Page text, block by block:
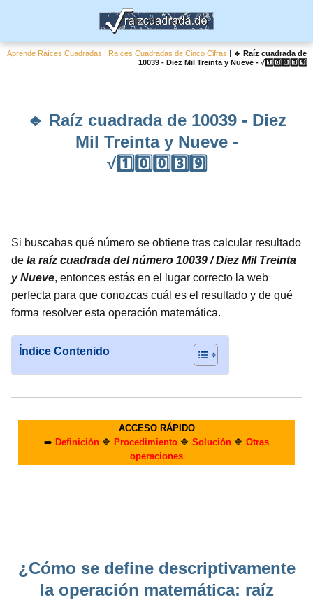
Aprende Raíces Cuadradas | Raíces Cuadradas de Cinco Cifras | 🔹 Raíz cuadrada de
10039 - Diez Mil Treinta y Nueve - √1️⃣0️⃣0️⃣3️⃣9️⃣
🔹 Raíz cuadrada de 10039 - Diez
Mil Treinta y Nueve -
√1️⃣0️⃣0️⃣3️⃣9️⃣
Si buscabas qué número se obtiene tras calcular resultado
de la raíz cuadrada del número 10039 / Diez Mil Treinta
y Nueve, entonces estás en el lugar correcto la web
perfecta para que conozcas cuál es el resultado y de qué
forma resolver esta operación matemática.
Índice Contenido
ACCESO RÁPIDO
➡️ Definición 🔷 Procedimiento 🔷 Solución 🔷 Otras
operaciones
¿Cómo se define descriptivamente
la operación matemática: raíz